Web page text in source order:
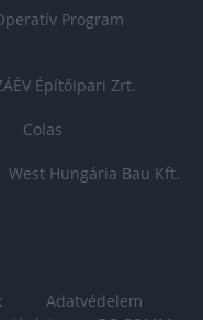
Program
Építőipari Zrt.
Colas
West Hungária Bau Kft.
Adatvédelem